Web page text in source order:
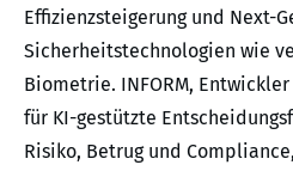
Effizienzsteigerung und Next-
Sicherheitstechnologien wie
Biometrie. INFORM,
für KI-gestützte
Risiko, Betrug und